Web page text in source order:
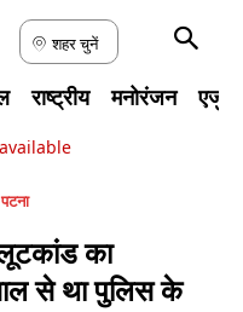
शहर चुनें
राष्ट्रीय मनोरंजन
पटना
का
से था पुलिस के